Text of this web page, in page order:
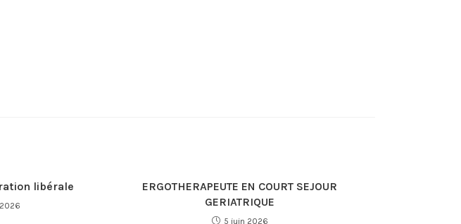
libérale
ERGOTHERAPEUTE EN COURT SEJOUR
GERIATRIQUE
5 juin 2026